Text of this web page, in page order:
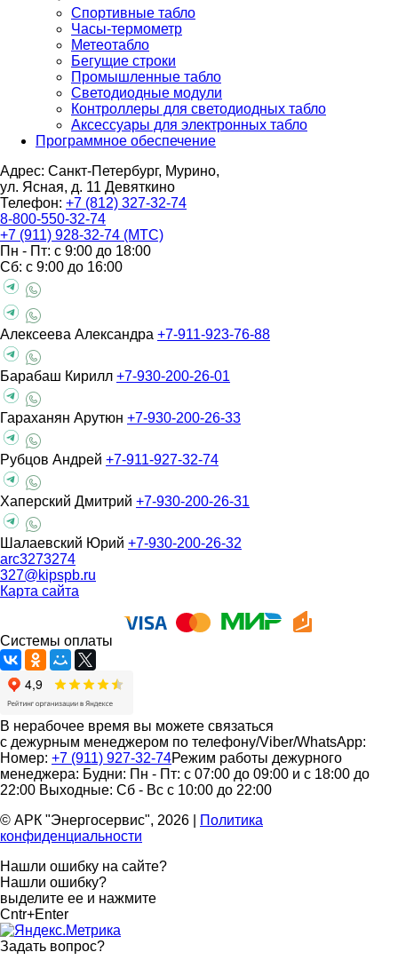
Спортивные табло
Часы-термометр
Метеотабло
Бегущие строки
Промышленные табло
Светодиодные модули
Контроллеры для светодиодных табло
Аксессуары для электронных табло
Программное обеспечение
Адрес: Санкт-Петербург, Мурино,
ул. Ясная, д. 11 Девяткино
Телефон: +7 (812) 327-32-74
8-800-550-32-74
+7 (911) 928-32-74 (МТС)
Пн - Пт: с 9:00 до 18:00
Сб: с 9:00 до 16:00
Алексеева Александра +7-911-923-76-88
Барабаш Кирилл +7-930-200-26-01
Гараханян Арутюн +7-930-200-26-33
Рубцов Андрей +7-911-927-32-74
Хаперский Дмитрий +7-930-200-26-31
Шалаевский Юрий +7-930-200-26-32
arc3273274
327@kipspb.ru
Карта сайта
Системы оплаты
В нерабочее время вы можете связаться
с дежурным менеджером по телефону/Viber/WhatsApp:
Номер: +7 (911) 927-32-74Режим работы дежурного
менеджера: Будни: Пн - Пт: с 07:00 до 09:00 и с 18:00 до
22:00 Выходные: Сб - Вс с 10:00 до 22:00
© АРК "Энергосервис", 2026
Политика
конфиденциальности
Нашли ошибку на сайте?
Нашли ошибку?
выделите ее и нажмите
Cntr+Enter
Задать вопрос?